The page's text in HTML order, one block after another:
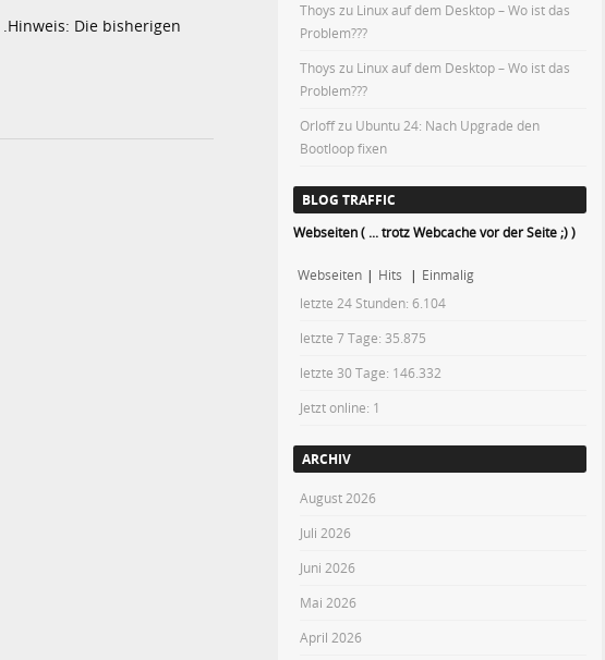
.Hinweis: Die bisherigen
Thoys zu Linux auf dem Desktop – Wo ist das
Problem???
Thoys zu Linux auf dem Desktop – Wo ist das
Problem???
Orloffzu Ubuntu 24: Nach Upgrade den
Bootloop fixen
BLOG TRAFFIC
Webseiten ( ... trotz Webcache vor der Seite ;) )
Webseiten | Hits | Einmalig
letzte 24 Stunden:6.104
letzte 7 Tage: 35.875
letzte 30 Tage: 146.332
Jetzt online: 1
ARCHIV
August 2026
Juli 2026
Juni 2026
Mai 2026
April 2026